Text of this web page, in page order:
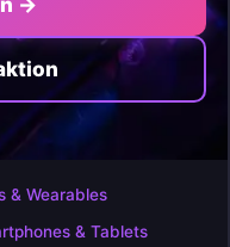
& Wearables
& Tablets